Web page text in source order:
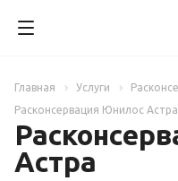
Главная Услуги
Расконсервация Юнилос Астра
Астра